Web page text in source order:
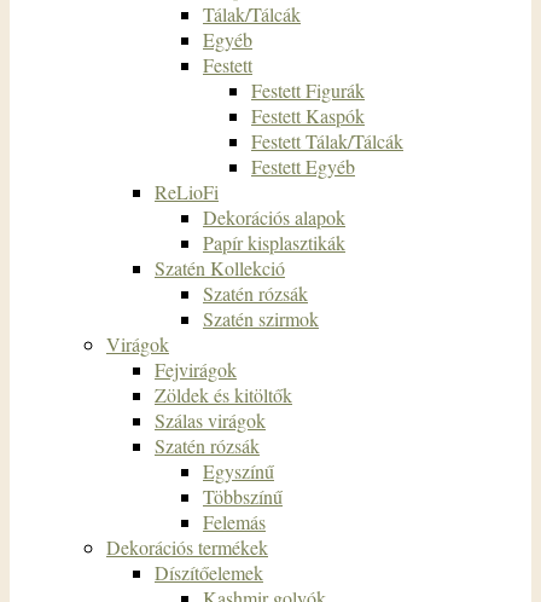
Tálak/Tálcák
Egyéb
Festett
Festett Figurák
Festett Kaspók
Festett Tálak/Tálcák
Festett Egyéb
ReLioFi
Dekorációs alapok
Papír kisplasztikák
Szatén Kollekció
Szatén rózsák
Szatén szirmok
Virágok
Fejvirágok
Zöldek és kitöltők
Szálas virágok
Szatén rózsák
Egyszínű
Többszínű
Felemás
Dekorációs termékek
Díszítőelemek